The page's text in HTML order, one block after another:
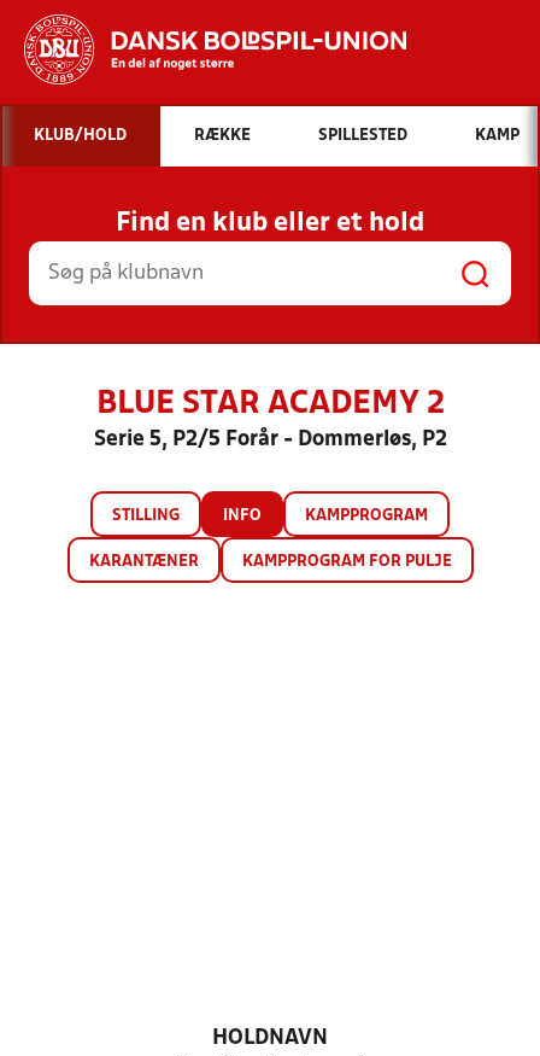
Hvad vil du søge efter?
INDHOLD OG NYHEDER
STILLINGER, RESULTATER, KLUBBER OG
HOLD
KLUB/HOLD RÆKKE SPILLESTED KAMP
Find en klub eller et hold
BLUE STAR ACADEMY 2
Serie 5, P2/5 Forår - Dommerløs, P2
STILLING INFO KAMPPROGRAM
KARANTÆNER KAMPPROGRAM FOR PULJE
HOLDNAVN